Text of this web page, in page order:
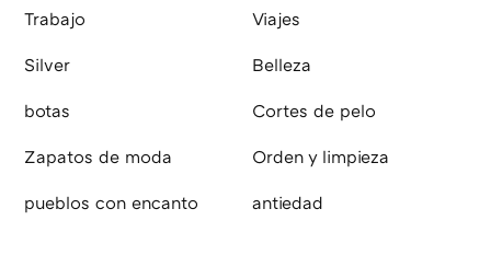
Trabajo Viajes
Silver Belleza
botas Cortes de pelo
Zapatos de moda Orden y limpieza
pueblos con encanto antiedad